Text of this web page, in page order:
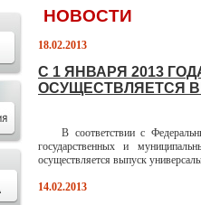
НОВОСТИ
18.02.2013
С 1 ЯНВАРЯ 2013
ОСУЩЕСТВЛЯЕТСЯ
В соответствии с
государственных и
осуществляется выпуск
14.02.2013